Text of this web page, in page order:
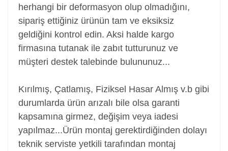
herhangi bir deformasyon olup olmadığını,
sipariş ettiğiniz ürünün tam ve eksiksiz
geldiğini kontrol edin. Aksi halde kargo
firmasına tutanak ile zabıt tutturunuz ve
müşteri destek talebinde bulununuz...
Kırılmış, Çatlamış, Fiziksel Hasar Almış v.b gibi
durumlarda ürün arızalı bile olsa garanti
kapsamına girmez, değişim veya iadesi
yapılmaz...Ürün montaj gerektirdiğinden dolayı
teknik serviste yetkili tarafından montaj